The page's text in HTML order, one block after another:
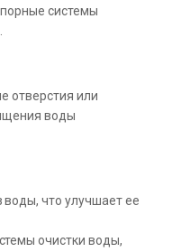
системы
отверстия или
воды
что улучшает ее
очистки воды,